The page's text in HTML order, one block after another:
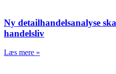
Ny detailhandelsanalyse
handelsliv
Læs mere »